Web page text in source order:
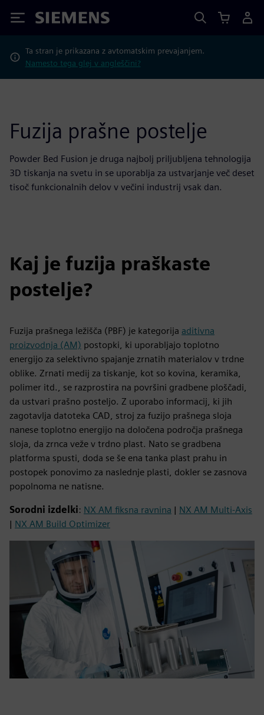
Siemens
Ta stran je prikazana z avtomatskim prevajanjem.
Namesto tega glej v angleščini?
Fuzija prašne postelje
Powder Bed Fusion je druga najbolj priljubljena tehnologija
3D tiskanja na svetu in se uporablja za ustvarjanje več deset
tisoč funkcionalnih delov v večini industrij vsak dan.
Kaj je fuzija praškaste
postelje?
Fuzija prašnega ležišča (PBF) je kategorija aditivna
proizvodnja (AM) postopki, ki uporabljajo toplotno
energijo za selektivno spajanje zrnatih materialov v trdne
oblike. Zrnati medij za tiskanje, kot so kovina, keramika,
polimer itd., se razprostira na površini gradbene ploščadi,
da ustvari prašno posteljo. Z uporabo informacij, ki jih
zagotavlja datoteka CAD, stroj za fuzijo prašnega sloja
nanese toplotno energijo na določena področja prašnega
sloja, da zrnca veže v trdno plast. Nato se gradbena
platforma spusti, doda se še ena tanka plast prahu in
postopek ponovimo za naslednje plasti, dokler se zasnova
popolnoma ne natisne.
Sorodni izdelki: NX AM fiksna ravnina | NX AM Multi-Axis
| NX AM Build Optimizer